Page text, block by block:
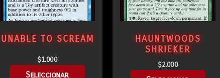
UNABLE TO SCREAM
$1.000
Seleccionar
HAUNTWOODS
SHRIEKER
$2.000